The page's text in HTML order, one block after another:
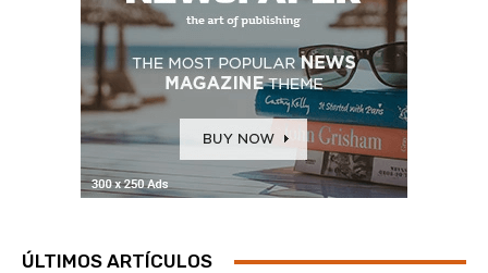
ÚLTIMOS ARTÍCULOS